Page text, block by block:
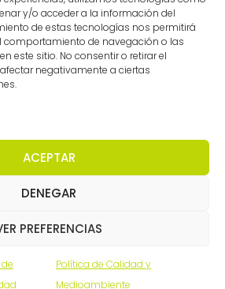
y/o acceder a la información del
de estas tecnologías nos permitirá
comportamiento de navegación o las
este sitio. No consentir o retirar el
negativamente a ciertas
ACEPTAR
DENEGAR
PREFERENCIAS
Política de Calidad y
Medioambiente
2026 • Todos los derechos
Inicianet